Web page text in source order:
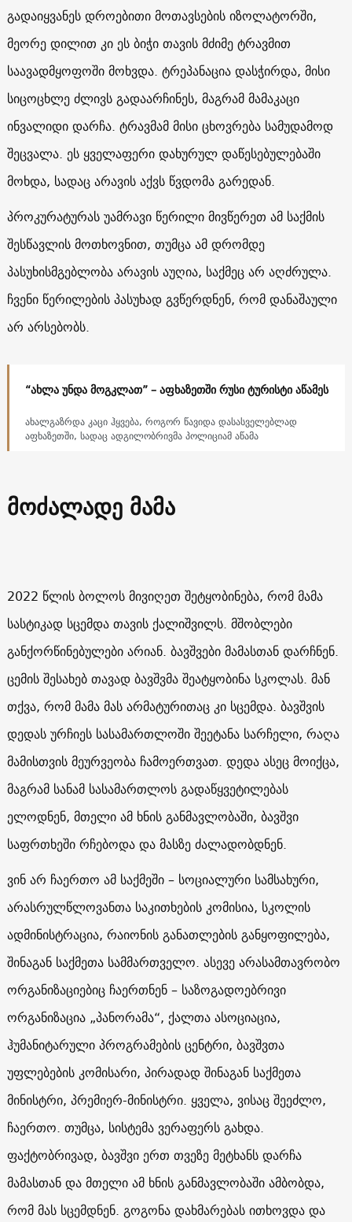
გადაიყვანეს დროებითი მოთავსების იზოლატორში,
მეორე დილით კი ეს ბიჭი თავის მძიმე ტრავმით
საავადმყოფოში მოხვდა. ტრეპანაცია დასჭირდა, მისი
სიცოცხლე ძლივს გადაარჩინეს, მაგრამ მამაკაცი
ინვალიდი დარჩა. ტრავმამ მისი ცხოვრება სამუდამოდ
შეცვალა. ეს ყველაფერი დახურულ დაწესებულებაში
მოხდა, სადაც არავის აქვს წვდომა გარედან.
პროკურატურას უამრავი წერილი მივწერეთ ამ საქმის
შესწავლის მოთხოვნით, თუმცა ამ დრომდე
პასუხისმგებლობა არავის აუღია, საქმეც არ აღძრულა.
ჩვენი წერილების პასუხად გვწერდნენ, რომ დანაშაული
არ არსებობს.
“ახლა უნდა მოგკლათ” – აფხაზეთში რუსი ტურისტი აწამეს
ახალგაზრდა კაცი ჰყვება, როგორ წავიდა დასასველებლად
აფხაზეთში, სადაც ადგილობრივმა პოლიციამ აწამა
მოძალადე მამა
2022 წლის ბოლოს მივიღეთ შეტყობინება, რომ მამა
სასტიკად სცემდა თავის ქალიშვილს. მშობლები
განქორწინებულები არიან. ბავშვები მამასთან დარჩნენ.
ცემის შესახებ თავად ბავშვმა შეატყობინა სკოლას. მან
თქვა, რომ მამა მას არმატურითაც კი სცემდა. ბავშვის
დედას ურჩიეს სასამართლოში შეეტანა სარჩელი, რაღა
მამისთვის მეურვეობა ჩამოერთვათ. დედა ასეც მოიქცა,
მაგრამ სანამ სასამართლოს გადაწყვეტილებას
ელოდნენ, მთელი ამ ხნის განმავლობაში, ბავშვი
საფრთხეში რჩებოდა და მასზე ძალადობდნენ.
ვინ არ ჩაერთო ამ საქმეში – სოციალური სამსახური,
არასრულწლოვანთა საკითხების კომისია, სკოლის
ადმინისტრაცია, რაიონის განათლების განყოფილება,
შინაგან საქმეთა სამმართველო. ასევე არასამთავრობო
ორგანიზაციებიც ჩაერთნენ – საზოგადოებრივი
ორგანიზაცია „პანორამა“, ქალთა ასოციაცია,
ჰუმანიტარული პროგრამების ცენტრი, ბავშვთა
უფლებების კომისარი, პირადად შინაგან საქმეთა
მინისტრი, პრემიერ-მინისტრი. ყველა, ვისაც შეეძლო,
ჩაერთო. თუმცა, სისტემა ვერაფერს გახდა.
ფაქტობრივად, ბავშვი ერთ თვეზე მეტხანს დარჩა
მამასთან და მთელი ამ ხნის განმავლობაში ამბობდა,
რომ მას სცემდნენ. გოგონა დახმარებას ითხოვდა და